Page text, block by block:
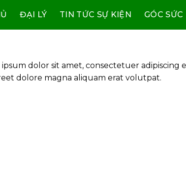
ĐẠI LÝ TIN TỨC SỰ KIỆN GÓC SỨC
ipsum dolor sit amet, consectetuer
dolore magna aliquam erat volutpat.